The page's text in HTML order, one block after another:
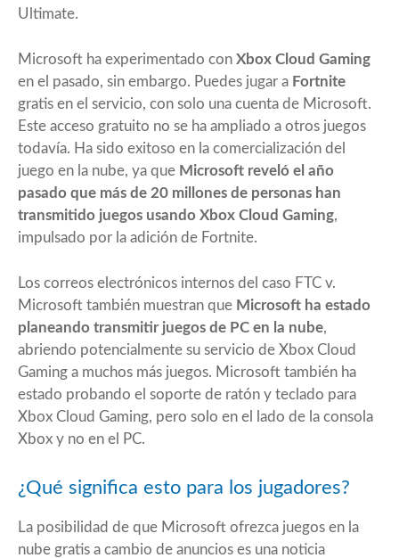
Ultimate.
Microsoft ha experimentado con Xbox Cloud Gaming
en el pasado, sin embargo. Puedes jugar a Fortnite
gratis en el servicio, con solo una cuenta de Microsoft.
Este acceso gratuito no se ha ampliado a otros juegos
todavía. Ha sido exitoso en la comercialización del
juego en la nube, ya que Microsoft reveló el año
pasado que más de 20 millones de personas han
transmitido juegos usando Xbox Cloud Gaming,
impulsado por la adición de Fortnite.
Los correos electrónicos internos del caso FTC v.
Microsoft también muestran que Microsoft ha estado
planeando transmitir juegos de PC en la nube,
abriendo potencialmente su servicio de Xbox Cloud
Gaming a muchos más juegos. Microsoft también ha
estado probando el soporte de ratón y teclado para
Xbox Cloud Gaming, pero solo en el lado de la consola
Xbox y no en el PC.
¿Qué significa esto para los jugadores?
La posibilidad de que Microsoft ofrezca juegos en la
nube gratis a cambio de anuncios es una noticia